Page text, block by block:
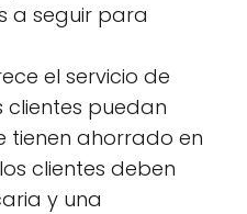
a seguir para
el servicio de
puedan
tienen ahorrado en
clientes deben
y una